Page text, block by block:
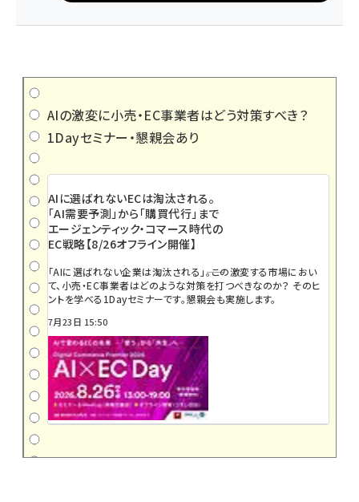
AIの激変に小売・EC事業者はどう対策すべき？
1Dayセミナー・懇親会あり
AIに選ばれないECは淘汰される。
「AI需要予測」から「購買代行」まで
エージェンティック・コマース時代の
EC戦略【8/26オフライン開催】
「AIに選ばれない企業は淘汰される」――。この激変する市場におい
て、小売・EC事業者はどのような対策を打つべきなのか？ そのヒ
ントを学べる1Dayセミナーです。懇親会も実施します。
7月23日 15:50